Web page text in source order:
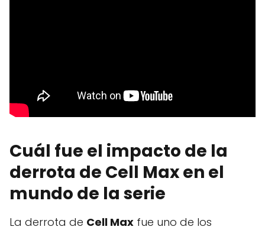
Cuál fue el impacto de la
derrota de Cell Max en el
mundo de la serie
La derrota de Cell Max fue uno de los